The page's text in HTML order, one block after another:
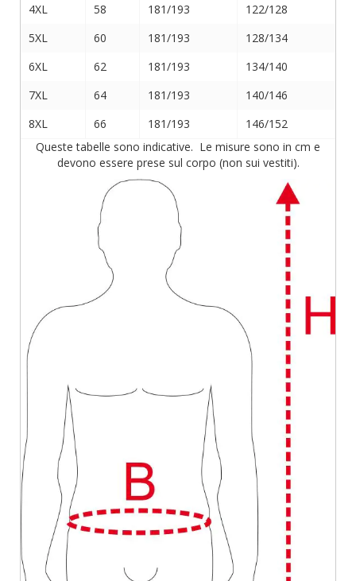
4XL
58 181/193
122/128
5XL
60 181/193
128/134
6XL
62 181/193
134/140
7XL
64 181/193
140/146
8XL
66 181/193
146/152
Queste tabelle sono indicative. Le misure sono in cm e
devono essere prese sul corpo (non sui vestiti).